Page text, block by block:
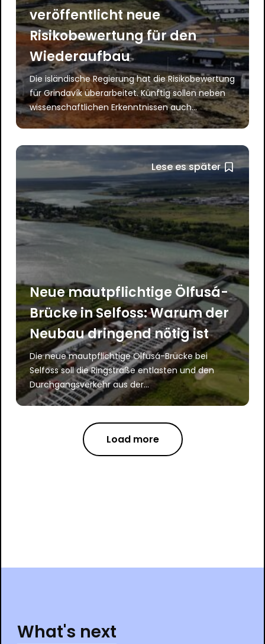
veröffentlicht neue
Risikobewertung für den
Wiederaufbau
Die isländische Regierung hat die Risikobewertung
für Grindavík überarbeitet. Künftig sollen neben
wissenschaftlichen Erkenntnissen auch...
Lese es später
Neue mautpflichtige Ölfusá-
Brücke in Selfoss: Warum der
Neubau dringend nötig ist
Die neue mautpflichtige Ölfusá-Brücke bei
Selfoss soll die Ringstraße entlasten und den
Durchgangsverkehr aus der...
Load more
What's next